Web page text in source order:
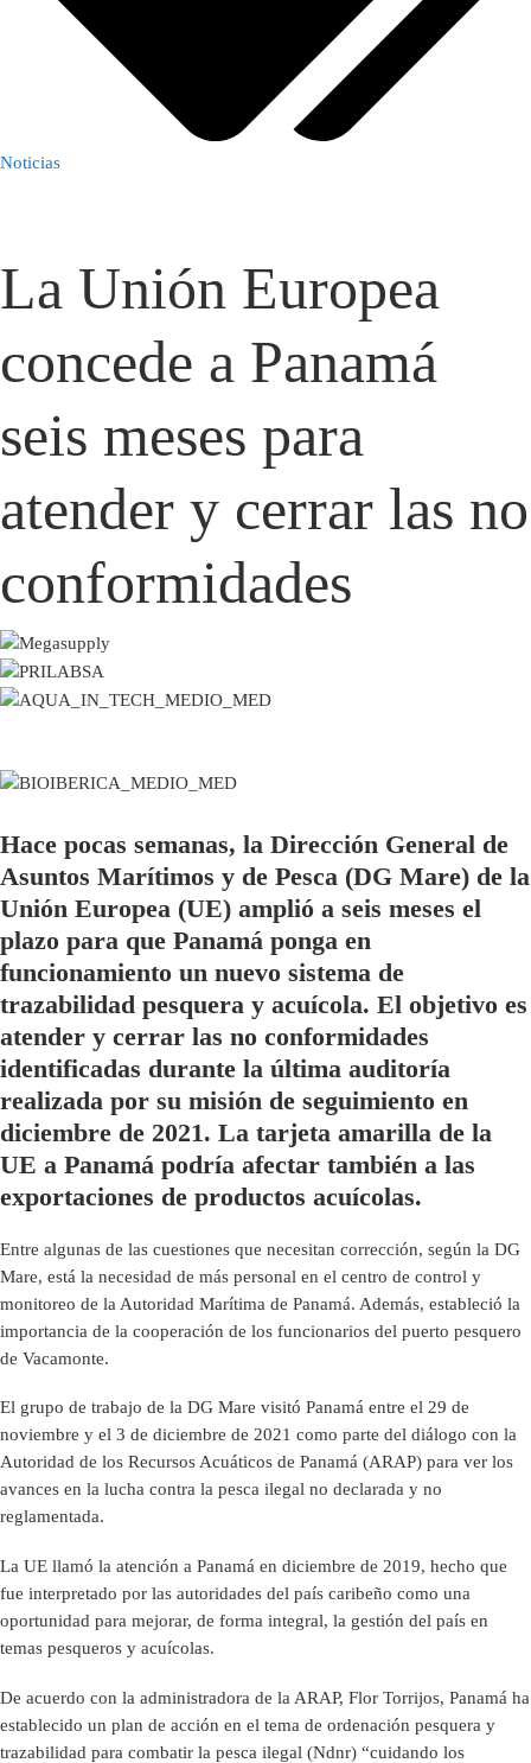
Noticias
La Unión Europea
concede a Panamá
seis meses para
atender y cerrar las no
conformidades
Hace pocas semanas, la Dirección General de
Asuntos Marítimos y de Pesca (DG Mare) de la
Unión Europea (UE) amplió a seis meses el
plazo para que Panamá ponga en
funcionamiento un nuevo sistema de
trazabilidad pesquera y acuícola. El objetivo es
atender y cerrar las no conformidades
identificadas durante la última auditoría
realizada por su misión de seguimiento en
diciembre de 2021. La tarjeta amarilla de la
UE a Panamá podría afectar también a las
exportaciones de productos acuícolas.
Entre algunas de las cuestiones que necesitan corrección, según la DG
Mare, está la necesidad de más personal en el centro de control y
monitoreo de la Autoridad Marítima de Panamá. Además, estableció la
importancia de la cooperación de los funcionarios del puerto pesquero
de Vacamonte.
El grupo de trabajo de la DG Mare visitó Panamá entre el 29 de
noviembre y el 3 de diciembre de 2021 como parte del diálogo con la
Autoridad de los Recursos Acuáticos de Panamá (ARAP) para ver los
avances en la lucha contra la pesca ilegal no declarada y no
reglamentada.
La UE llamó la atención a Panamá en diciembre de 2019, hecho que
fue interpretado por las autoridades del país caribeño como una
oportunidad para mejorar, de forma integral, la gestión del país en
temas pesqueros y acuícolas.
De acuerdo con la administradora de la ARAP, Flor Torrijos, Panamá ha
establecido un plan de acción en el tema de ordenación pesquera y
trazabilidad para combatir la pesca ilegal (Ndnr) “cuidando los